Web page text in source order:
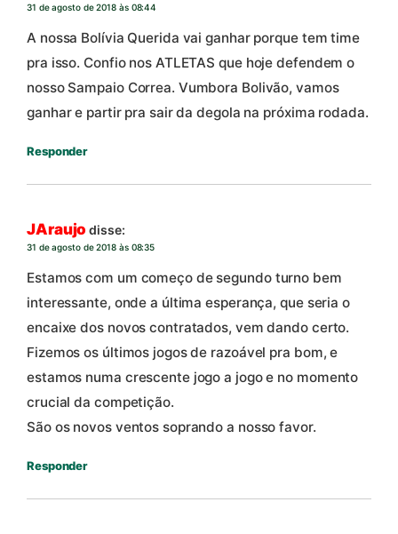
31 de agosto de 2018 às 08:44
A nossa Bolívia Querida vai ganhar porque tem time
pra isso. Confio nos ATLETAS que hoje defendem o
nosso Sampaio Correa. Vumbora Bolivão, vamos
ganhar e partir pra sair da degola na próxima rodada.
Responder
JAraujo disse:
31 de agosto de 2018 às 08:35
Estamos com um começo de segundo turno bem
interessante, onde a última esperança, que seria o
encaixe dos novos contratados, vem dando certo.
Fizemos os últimos jogos de razoável pra bom, e
estamos numa crescente jogo a jogo e no momento
crucial da competição.
São os novos ventos soprando a nosso favor.
Responder